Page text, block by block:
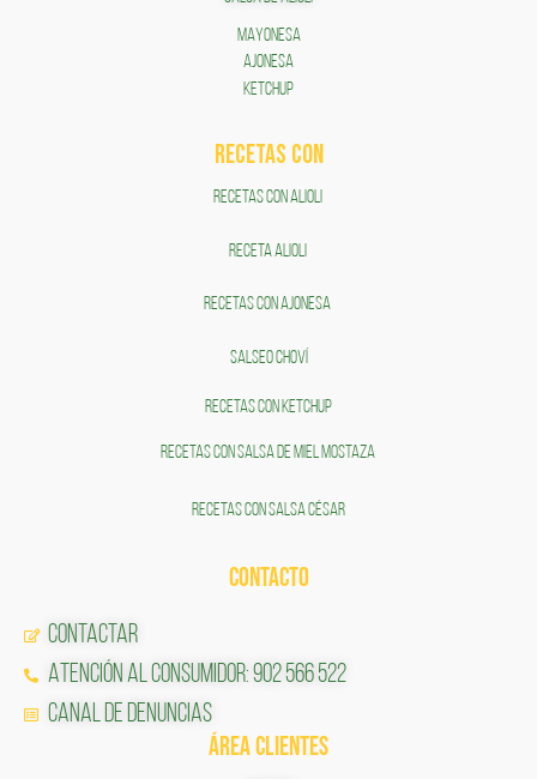
MAYONESA
AJONESA
KETCHUP
RECETAS COn
RECETAS CON ALIOLI
RECETA ALIOLI
RECETAS CON AJONESA
SALSEO CHOVÍ
RECETAS CON KETCHUP
RECETAS CON SALSA DE MIEL MOSTAZA
RECETAS CON SALSA CÉSAR
CONTACTO
Contactar
Atención al Consumidor: 902 566 522
Canal de Denuncias
ÁREA CLIENTES